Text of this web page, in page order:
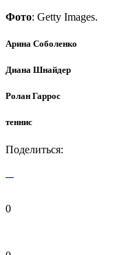
Фото: Getty Images.
Арина Соболенко
Диана Шнайдер
Ролан Гаррос
теннис
Поделиться:
0